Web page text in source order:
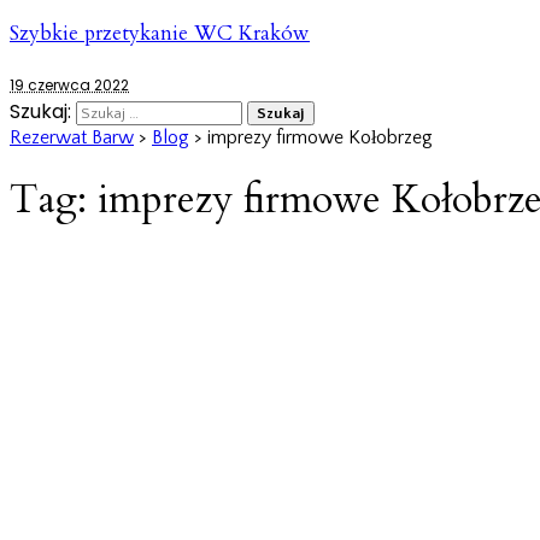
Szybkie przetykanie WC Kraków
19 czerwca 2022
Szukaj:
Rezerwat Barw > Blog > imprezy firmowe Kołobrzeg
Tag: imprezy firmowe